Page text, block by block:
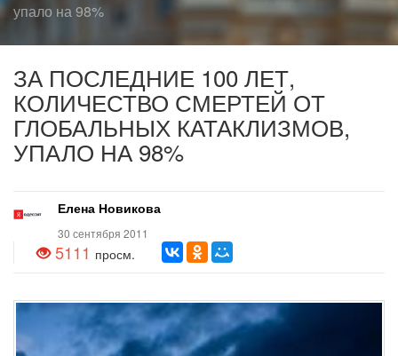
упало на 98%
ЗА ПОСЛЕДНИЕ 100 ЛЕТ,
КОЛИЧЕСТВО СМЕРТЕЙ ОТ
ГЛОБАЛЬНЫХ КАТАКЛИЗМОВ,
УПАЛО НА 98%
Елена Новикова
30 сентября 2011
5111 просм.